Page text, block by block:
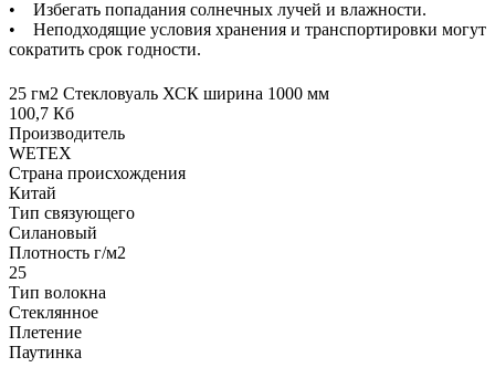
• Избегать попадания солнечных лучей и влажности.
• Неподходящие условия хранения и транспортировки могут
сократить срок годности.
25 гм2 Стекловуаль ХСК ширина 1000 мм
100,7 Кб
Производитель
WETEX
Страна происхождения
Китай
Тип связующего
Силановый
Плотность г/м2
25
Тип волокна
Стеклянное
Плетение
Паутинка